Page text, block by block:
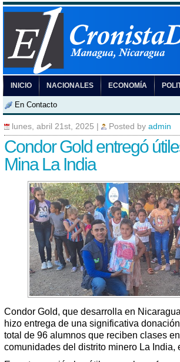
INICIO NACIONALES ECONOMÍA
En Contacto
lunes, abril 21st, 2025 Posted by admin
Condor Gold entregó
Mina La India
Condor Gold, que desarrolla en
hizo entrega de una significativa
total de 96 alumnos que reciben clases
comunidades del distrito minero La India,